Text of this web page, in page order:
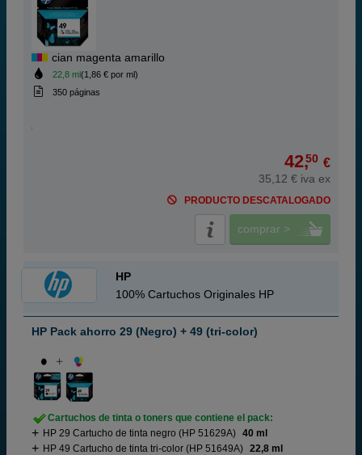
cian magenta amarillo
22,8 ml(1,86 € por ml)
350 páginas
42,50 €
35,12 € iva ex
PRODUCTO DESCATALOGADO
comprar >
HP
100% Cartuchos Originales HP
HP Pack ahorro 29 (Negro) + 49 (tri-color)
Cartuchos de tinta o toners que contiene el pack:
HP 29 Cartucho de tinta negro (HP 51629A) 40 ml
HP 49 Cartucho de tinta tri-color (HP 51649A) 22,8 ml